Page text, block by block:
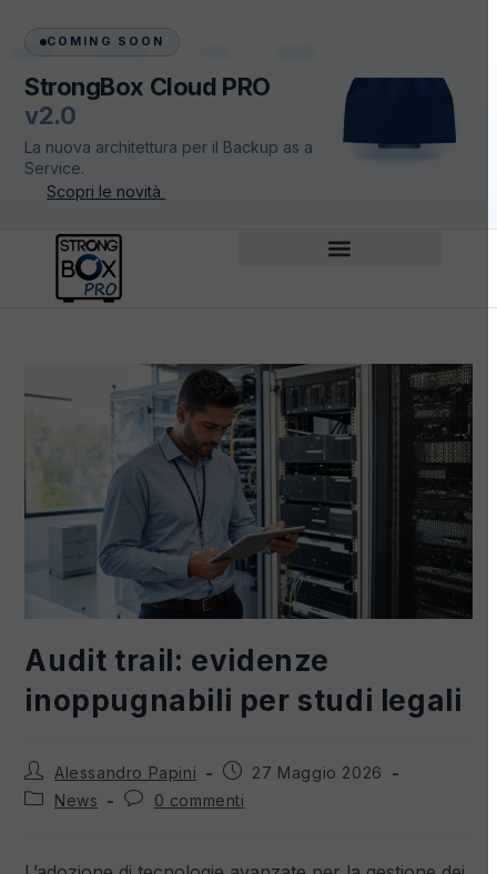
COMING SOON
StrongBox Cloud PRO
v2.0
La nuova architettura per il Backup as a
Service.
Scopri le novità
Audit trail: evidenze
inoppugnabili per studi legali
Alessandro Papini
27 Maggio 2026
News
0 commenti